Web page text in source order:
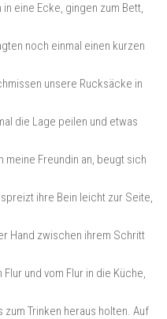
eine Ecke, gingen zum Bett,
noch einmal einen kurzen
unsere Rucksäcke in
die Lage peilen und etwas
Freundin an, beugt sich
ihre Bein leicht zur Seite,
Hand zwischen ihrem Schritt
und vom Flur in die Küche,
Trinken heraus holten. Auf